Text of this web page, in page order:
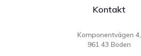
Kontakt
Komponentvägen 4,
961 43 Boden